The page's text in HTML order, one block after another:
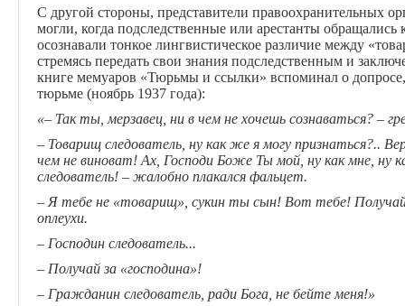
С другой стороны, представители правоохранительных
могли, когда подследственные или арестанты
осознавали тонкое лингвистическое различие между
стремясь передать свои знания подследственным и
книге мемуаров «Тюрьмы и ссылки» вспоминал о
тюрьме (ноябрь 1937 года):
«– Так ты, мерзавец, ни в чем не хочешь сознаваться? –
– Товарищ следователь, ну как же я могу признаться?..
чем не виноват! Ах, Господи Боже Ты мой, ну как мне, ну
следователь! – жалобно плакался фальцет.
– Я тебе не «товарищ», сукин ты сын! Вот тебе! Получай
оплеухи.
– Господин следователь...
– Получай за «господина»!
– Гражданин следователь, ради Бога, не бейте меня!»